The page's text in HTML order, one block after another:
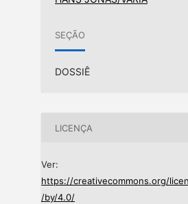
SEÇÃO
DOSSIÊ
LICENÇA
Ver:
https://creativecommons.org/
/by/4.0/